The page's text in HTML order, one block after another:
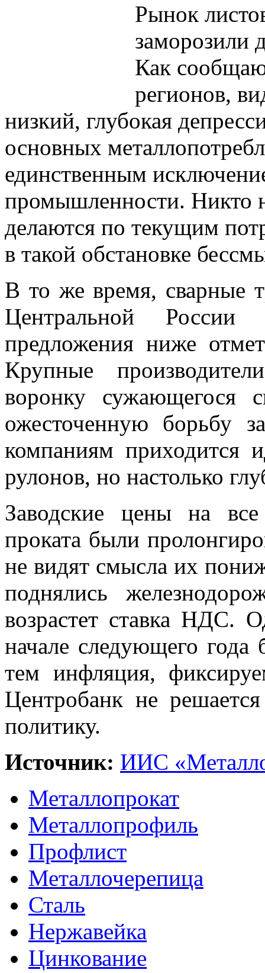
Рынок
заморозили
Как
регионов,
низкий, глубокая
основных
единственным
промышленности. Никто
делаются по текущим
в такой обстановке
В то же время, сварные
Центральной
предложения ниже
Крупные
воронку сужающегося
ожесточенную борьбу
компаниям приходится
рулонов, но настолько
Заводские цены на все
проката были
не видят смысла их
поднялись
возрастет ставка НДС.
начале следующего года
тем инфляция,
Центробанк не
политику.
Источник: ИИС
Металлопрокат
Металлопрофиль
Профлист
Металлочерепица
Сталь
Нержавейка
Цинкование